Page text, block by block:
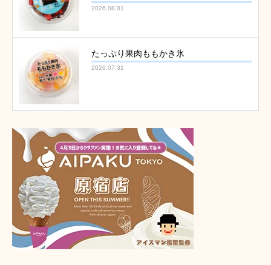
2026.08.01
たっぷり果肉ももかき氷
2026.07.31